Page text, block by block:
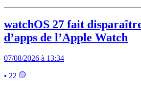
watchOS 27 fait
d’apps de l’Apple Watch
07/08/2026 à 13:34
• 22